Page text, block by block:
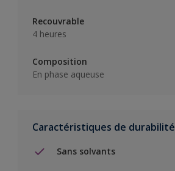
Recouvrable
4 heures
Composition
En phase aqueuse
Caractéristiques de durabilité
Sans solvants